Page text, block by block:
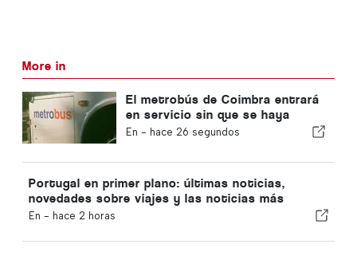
More in
El metrobús de Coimbra entrará
en servicio sin que se haya
completado la nueva
En - hace 26 segundos
Portugal en primer plano: últimas noticias,
novedades sobre viajes y las noticias más
destacadas que acaparan los titulares
En - hace 2 horas